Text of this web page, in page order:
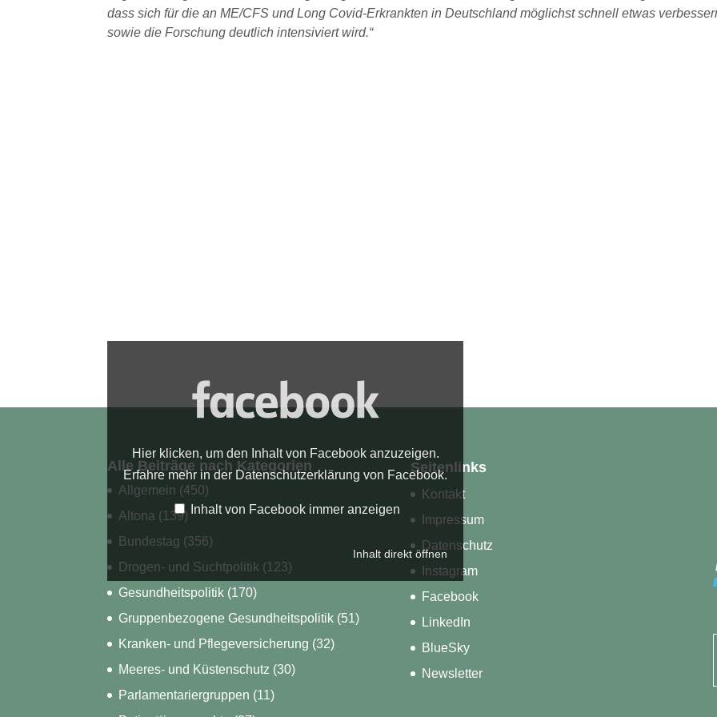
dass sich für die an ME/CFS und Long Covid-Erkrankten in Deutschland möglichst schnell etwas
sowie die Forschung deutlich intensiviert wird.“
Hier klicken, um den Inhalt von Facebook anzuzeigen.
Erfahre mehr in der Datenschutzerklärung von Facebook.
Inhalt von Facebook immer anzeigen
Inhalt direkt öffnen
Alle Beiträge nach Kategorien
Allgemein (450)
Altona (139)
Bundestag (356)
Drogen- und Suchtpolitik (123)
Gesundheitspolitik (170)
Gruppenbezogene Gesundheitspolitik (51)
Kranken- und Pflegeversicherung (32)
Meeres- und Küstenschutz (30)
Parlamentariergruppen (11)
Seitenlinks
Kontakt
Impressum
Datenschutz
Instagram
Facebook
LinkedIn
BlueSky
Newsletter